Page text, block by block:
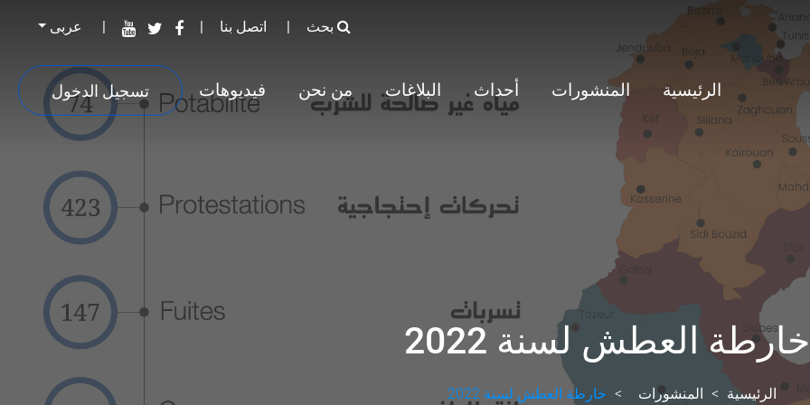
بحث اتصل بنا عربى
الرئيسية المنشورات أحداث البلاغات من نحن فيديوهات تسجيل الدخول
خارطة العطش لسنة 2022
الرئيسية المنشورات خارطة العطش لسنة 2022